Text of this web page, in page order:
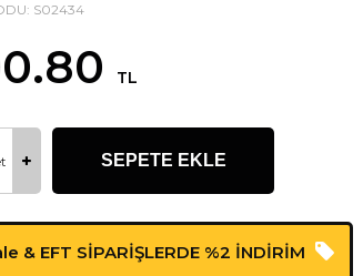
S02434
TL
SEPETE EKLE
& EFT SİPARİŞLERDE %2 İNDİRİM